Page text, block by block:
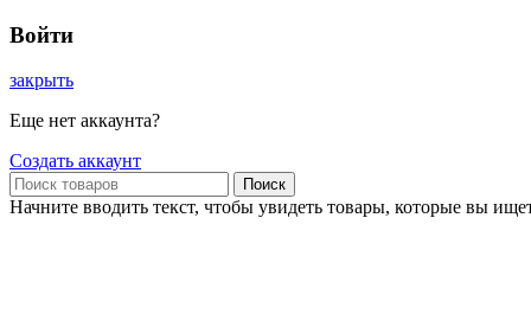
Войти
закрыть
Еще нет аккаунта?
Создать аккаунт
Поиск
Начните вводить текст, чтобы увидеть товары, которые вы